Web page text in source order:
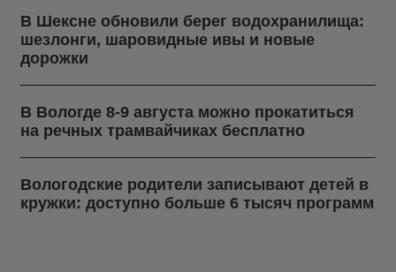
В Шексне обновили берег водохранилища:
шезлонги, шаровидные ивы и новые
дорожки
В Вологде 8-9 августа можно прокатиться
на речных трамвайчиках бесплатно
Вологодские родители записывают детей в
кружки: доступно больше 6 тысяч программ